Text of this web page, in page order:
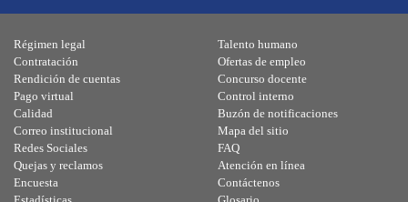
Régimen legal
Contratación
Rendición de cuentas
Pago virtual
Calidad
Talento humano
Ofertas de empleo
Concurso docente
Control interno
Buzón de notificaciones
Correo institucional
Redes Sociales
Quejas y reclamos
Encuesta
Mapa del sitio
FAQ
Atención en línea
Contáctenos